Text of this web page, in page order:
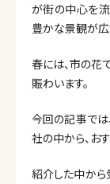
が街の中心を
豊かな景観が広
春には、市の花
賑わいます。
今回の記事で
社の中から、お
紹介した中から